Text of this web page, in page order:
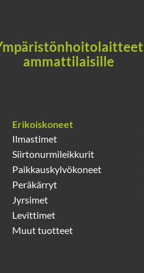
ammattilaisille
Erikoiskoneet
Ilmastimet
Siirtonurmileikkurit
Paikkauskylvökoneet
Peräkärryt
Jyrsimet
Levittimet
Muut tuotteet